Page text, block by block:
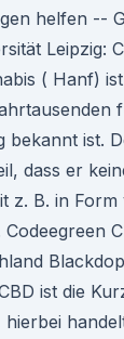
helfen --
Leipzig:
( Hanf)
bekannt ist.
dass er
z. B. in Form
ist die